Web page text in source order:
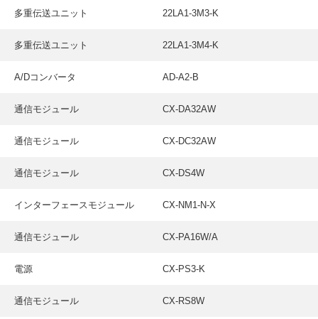
お問い合わせ
多重伝送ユニット 22LA1-3M3-K
多重伝送ユニット 22LA1-3M4-K
A/Dコンバータ AD-A2-B
通信モジュール CX-DA32AW
通信モジュール CX-DC32AW
通信モジュール CX-DS4W
インターフェースモジュール CX-NM1-N-X
通信モジュール CX-PA16W/A
電源 CX-PS3-K
通信モジュール CX-RS8W